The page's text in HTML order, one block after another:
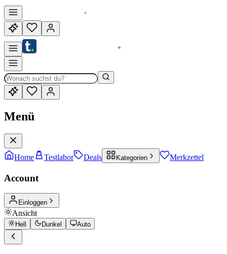
Menü
Home Testlabor Deals Kategorien Merkzettel
Account
Einloggen
Ansicht
Hell Dunkel Auto